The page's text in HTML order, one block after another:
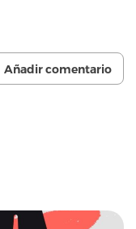
Añadir comentario